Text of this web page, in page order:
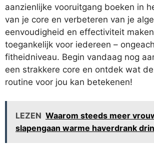
aanzienlijke vooruitgang boeken in
van je core en verbeteren van je
eenvoudigheid en effectiviteit
toegankelijk voor iedereen –
fitheidniveau. Begin vandaag nog
een strakkere core en ontdek wat
routine voor jou kan betekenen!
LEZEN Waarom steeds meer
slapengaan warme haverdrank